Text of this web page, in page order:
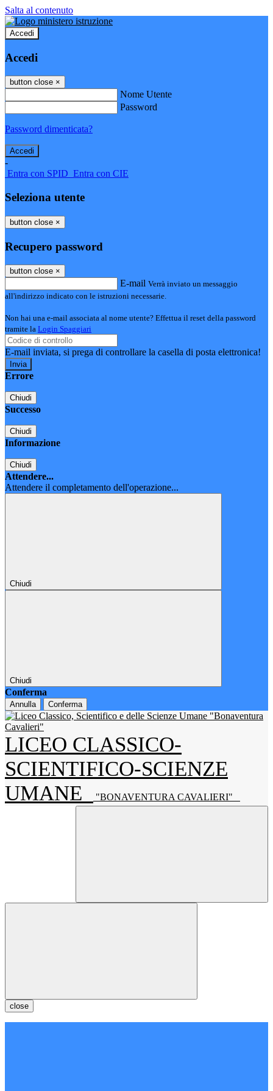
Salta al contenuto
Accedi
Accedi
button close ×
Nome Utente
Password
Password dimenticata?
-
Entra con SPID Entra con CIE
Seleziona utente
button close ×
Recupero password
button close ×
E-mail Verrà inviato un messaggio
all'indirizzo indicato con le istruzioni necessarie.
Non hai una e-mail associata al nome utente? Effettua il reset della password
tramite la Login Spaggiari
E-mail inviata, si prega di controllare la casella di posta elettronica!
Errore
Chiudi
Successo
Chiudi
Informazione
Chiudi
Attendere...
Attendere il completamento dell'operazione...
Chiudi
Chiudi
Conferma
Annulla Conferma
LICEO CLASSICO-
SCIENTIFICO-SCIENZE
UMANE
"BONAVENTURA CAVALIERI"
close